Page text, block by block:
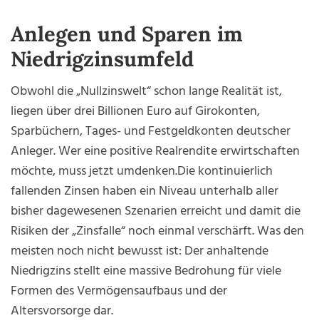
Anlegen und Sparen im
Niedrigzinsumfeld
Obwohl die „Nullzinswelt“ schon lange Realität ist,
liegen über drei Billionen Euro auf Girokonten,
Sparbüchern, Tages- und Festgeldkonten deutscher
Anleger. Wer eine positive Realrendite erwirtschaften
möchte, muss jetzt umdenken.Die kontinuierlich
fallenden Zinsen haben ein Niveau unterhalb aller
bisher dagewesenen Szenarien erreicht und damit die
Risiken der „Zinsfalle“ noch einmal verschärft. Was den
meisten noch nicht bewusst ist: Der anhaltende
Niedrigzins stellt eine massive Bedrohung für viele
Formen des Vermögensaufbaus und der
Altersvorsorge dar.